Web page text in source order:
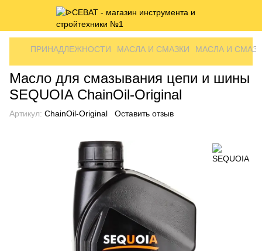
ПРИНАДЛЕЖНОСТИ МАСЛА И СМАЗКИ МАСЛА И
Масло для смазывания цепи и шины
SEQUOIA ChainOil-Original
Артикул: ChainOil-Original Оставить отзыв